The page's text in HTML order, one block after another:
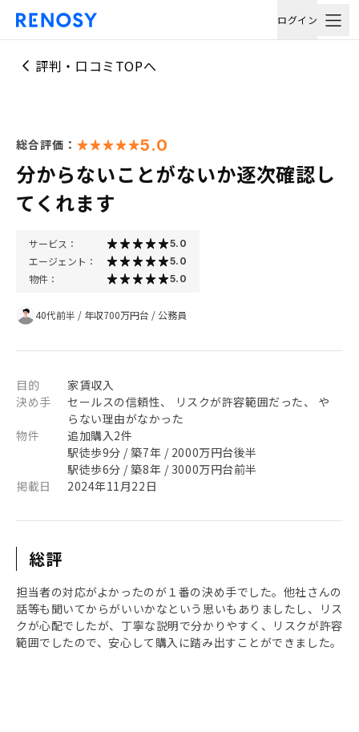
ログイン
評判・口コミTOPへ
総合評価： 5.0
分からないことがないか逐次確認し
てくれます
サービス： 5.0
エージェント： 5.0
物件： 5.0
40代前半 / 年収700万円台 /公務員
目的
家賃収入
決め手
セールスの信頼性、 リスクが許容範囲だった、 や
らない理由がなかった
物件
追加購入2件
駅徒歩9分 / 築7年 / 2000万円台後半
駅徒歩6分 / 築8年 / 3000万円台前半
掲載日
2024年11月22日
総評
担当者の対応がよかったのが１番の決め手でした。他社さんの
話等も聞いてからがいいかなという思いもありましたし、リス
クが心配でしたが、丁寧な説明で分かりやすく、リスクが許容
範囲でしたので、安心して購入に踏み出すことができました。